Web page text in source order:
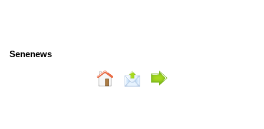
Senenews